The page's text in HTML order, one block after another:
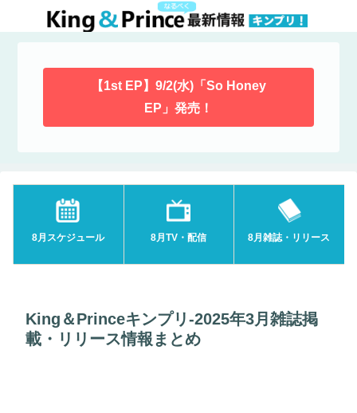
【1st EP】9/2(水)「So Honey
EP」発売！
8月スケジュール 8月TV・配信 8月雑誌・リリース
King＆Princeキンプリ-2025年3月雑誌掲
載・リリース情報まとめ